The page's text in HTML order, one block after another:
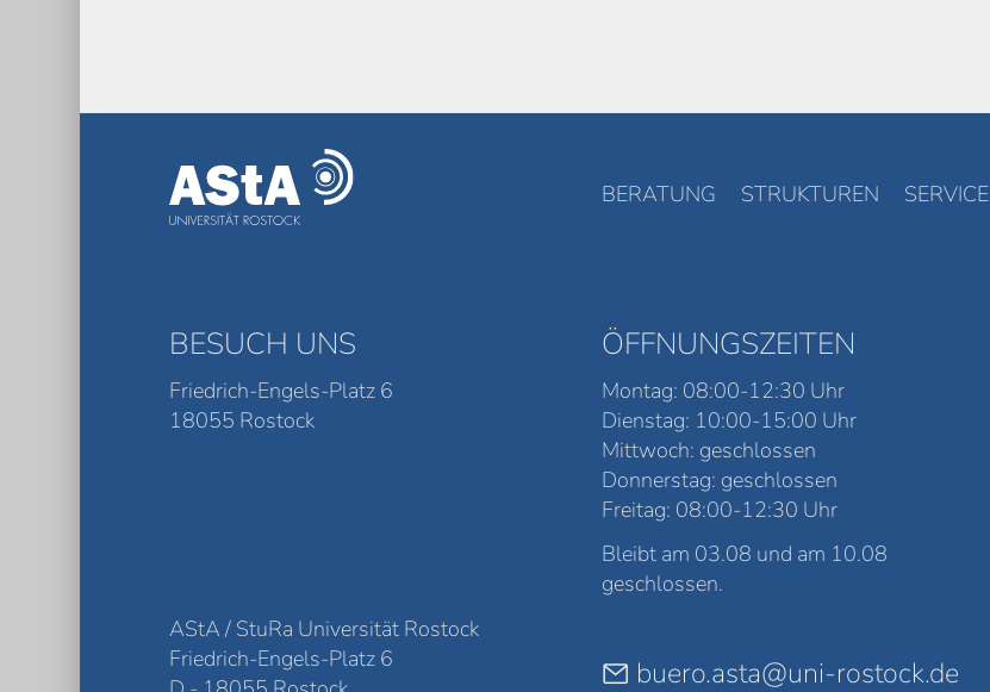
BERATUNG STRUKTUREN SERVICE
BESUCH UNS
Friedrich-Engels-Platz 6
18055 Rostock
ÖFFNUNGSZEITEN
Montag: 08:00-12:30 Uhr
Dienstag: 10:00-15:00 Uhr
Mittwoch: geschlossen
Donnerstag: geschlossen
Freitag: 08:00-12:30 Uhr
Bleibt am 03.08 und am 10.08
geschlossen.
AStA / StuRa Universität Rostock
Friedrich-Engels-Platz 6
buero.asta@uni-rostock.de